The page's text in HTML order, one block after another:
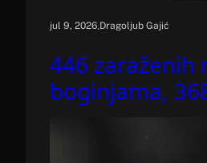
jul 9, 2026.Dragoljub Gajić
446 zaraženih
boginjama,